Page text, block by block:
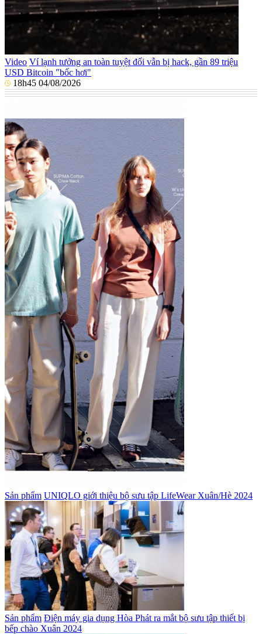
Video Ví lạnh tưởng an toàn tuyệt đối vẫn bị hack, gần 89 triệu
USD Bitcoin "bốc hơi"
18h45 04/08/2026
Sản phẩm UNIQLO giới thiệu bộ sưu tập LifeWear Xuân/Hè 2024
Sản phẩm Điện máy gia dụng Hòa Phát ra mắt bộ sưu tập thiết bị
bếp chào Xuân 2024